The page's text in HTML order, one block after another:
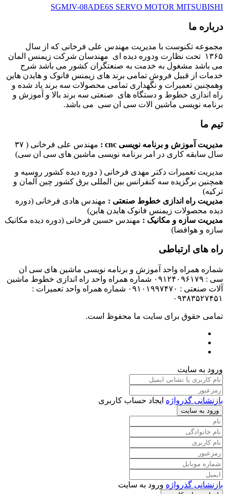
SGMJV-08ADE6S SERVO MOTOR MITSUBISHI
درباره ما
مجموعه تکنوست با مدیریت مهندس علی فرخانی که از سال
۱۳۶۵ تحت نظارت ودوره دیده ای مهندسان شرکت زیمنس المان
می باشد مشغول به خدمت به صنعتگران کشور می باشد شرح
خدمات از قبیل فروش تمامی برند های زیمنس فانوک و هایدن هاین
وهمچنین تعمیرات و نگهداری تمامی محصولات سه برند یاد شده و
راه اندازی خطوط و دستگاه های صنعتی سه برند بالا و آموزش و
برنامه نویسی ماشین الات سی ان سی می باشد.
تیم ما
مدیریت آموزش و برنامه نویسی cnc :
مهندس علی فرخانی ( ۳۷
سال سابقه کاری در امر برنامه نویسی ماشین های سی ان سی)
مدیریت تعمیرات دکتر مهدی فرخانی ( دوره دیده کشور روسیه و
همچنین برگزیده سه کنفرانس بین المللی برق کشور چین آلمان و
ترکیه)
مدیریت راه اندازی خطوط صنعتی : مهندس هادی فرخانی (دوره
دیده محصولات زیمنس فانوک هایدن هاین)
مدیریت سازه و مکانیک : مهندس حسین فرخانی (دوره دیده مکانیک
سازه و هوافضا)
راه های ارتباطی
شماره همراه واحد آموزش و برنامه نویسی ماشین های سی ان
سی : ۰۹۱۲۴۰۹۶۱۷۹ شماره همراه واحد راه اندازی خطوط ماشین
آلات صنعتی : ۰۹۱۰۱۹۹۷۴۷۰ شماره همراه واحد تعمیرات :
۰۹۳۸۳۵۲۷۴۵۱
تمامی حقوق برای سایت ما محفوظ است.
ورود به سایت
بازنشانی گذرواژه ایجاد حساب کاربری
ورود به سایت
بازنشانی گذرواژه ورود به سایت